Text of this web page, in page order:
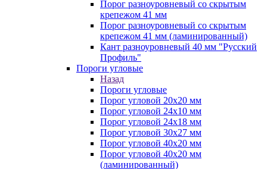
Порог разноуровневый со скрытым
крепежом 41 мм
Порог разноуровневый со скрытым
крепежом 41 мм (ламинированный)
Кант разноуровневый 40 мм "Русский
Профиль"
Пороги угловые
Назад
Пороги угловые
Порог угловой 20х20 мм
Порог угловой 24х10 мм
Порог угловой 24х18 мм
Порог угловой 30х27 мм
Порог угловой 40х20 мм
Порог угловой 40х20 мм
(ламинированный)